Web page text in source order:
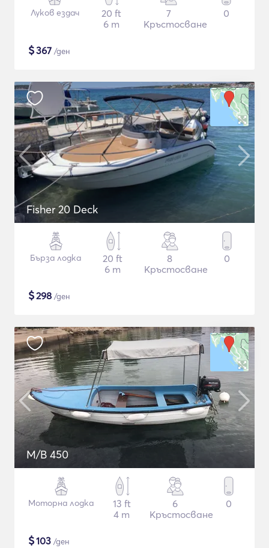
Луков ездач
20 ft
6 m
7
Кръстосване
0
$367 /ден
Fisher 20 Deck
Бърза лодка
20 ft
6 m
8
Кръстосване
0
$298 /ден
M/B 450
Моторна лодка
13 ft
4 m
6
Кръстосване
0
$103 /ден